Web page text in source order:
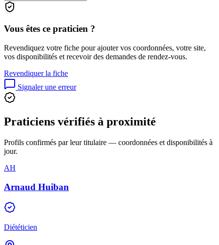
Vous êtes ce praticien ?
Revendiquez votre fiche pour ajouter vos coordonnées, votre site,
vos disponibilités et recevoir des demandes de rendez-vous.
Revendiquer la fiche
Signaler une erreur
Praticiens vérifiés à proximité
Profils confirmés par leur titulaire — coordonnées et disponibilités à
jour.
AH
Arnaud Huiban
Diététicien